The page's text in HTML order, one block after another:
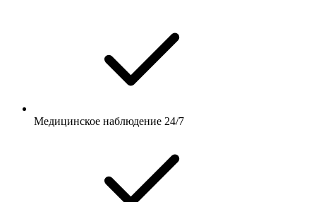
Медицинское наблюдение 24/7